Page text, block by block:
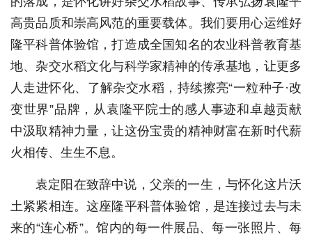
高贵品质和崇高风范的重要载体。我们要用心运维好
隆平科普体验馆，打造成全国知名的农业科普教育基
地、杂交水稻文化与科学家精神的传承基地，让更多
人走进怀化、了解杂交水稻，持续擦亮“一粒种子·改
变世界”品牌，从袁隆平院士的感人事迹和卓越贡献
中汲取精神力量，让这份宝贵的精神财富在新时代薪
火相传、生生不息。
袁定阳在致辞中说，父亲的一生，与怀化这片沃
土紧紧相连。这座隆平科普体验馆，是连接过去与未
来的“连心桥”。馆内的每一件展品、每一张照片、每